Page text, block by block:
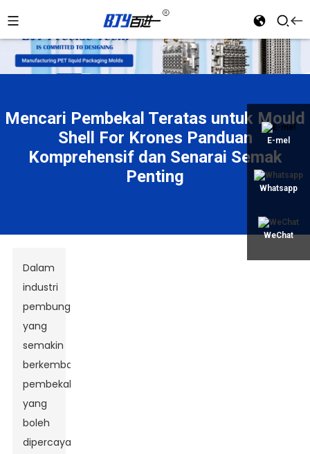
E-mel
Whatsapp
WeChat
Mencari Pembekal Teratas untuk Mould
Shell For Krones Panduan
Komprehensif dan Senarai Semak
Penting
Dalam
industri
pembungkusan
yang
semakin
berkembang,
pembekal
yang
boleh
dipercayai